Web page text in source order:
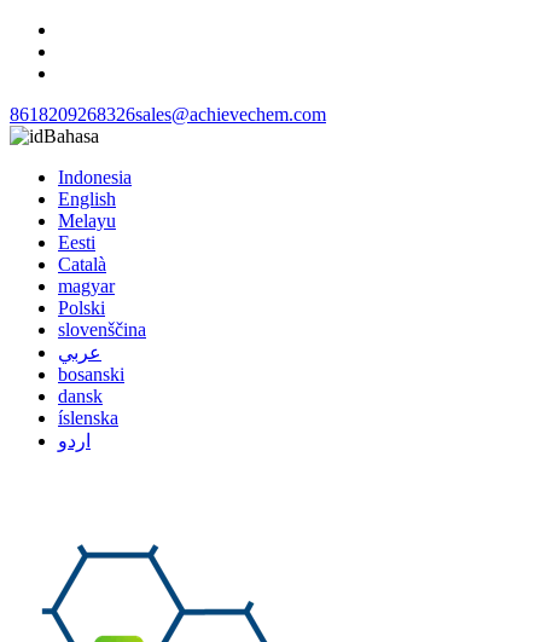
8618209268326sales@achievechem.com
Bahasa
Indonesia
English
Melayu
Eesti
Català
magyar
Polski
slovenščina
عربي
bosanski
dansk
íslenska
اردو